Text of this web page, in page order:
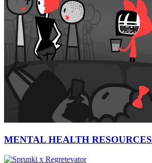
MENTAL HEALTH RESOURCES